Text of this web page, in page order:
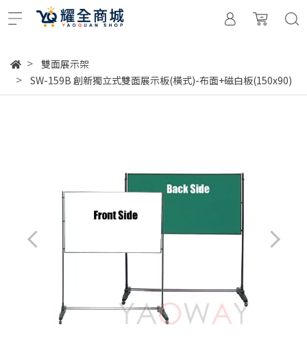
雙面展示架
SW-159B 創新獨立式雙面展示板(橫式)-布面+磁白板(150x90)